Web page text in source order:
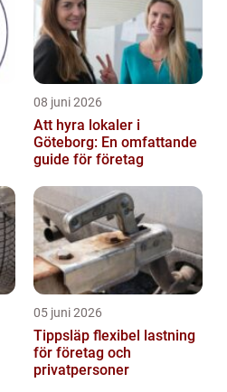
08 juni 2026
Att hyra lokaler i
Göteborg: En omfattande
guide för företag
05 juni 2026
Tippsläp flexibel lastning
för företag och
privatpersoner